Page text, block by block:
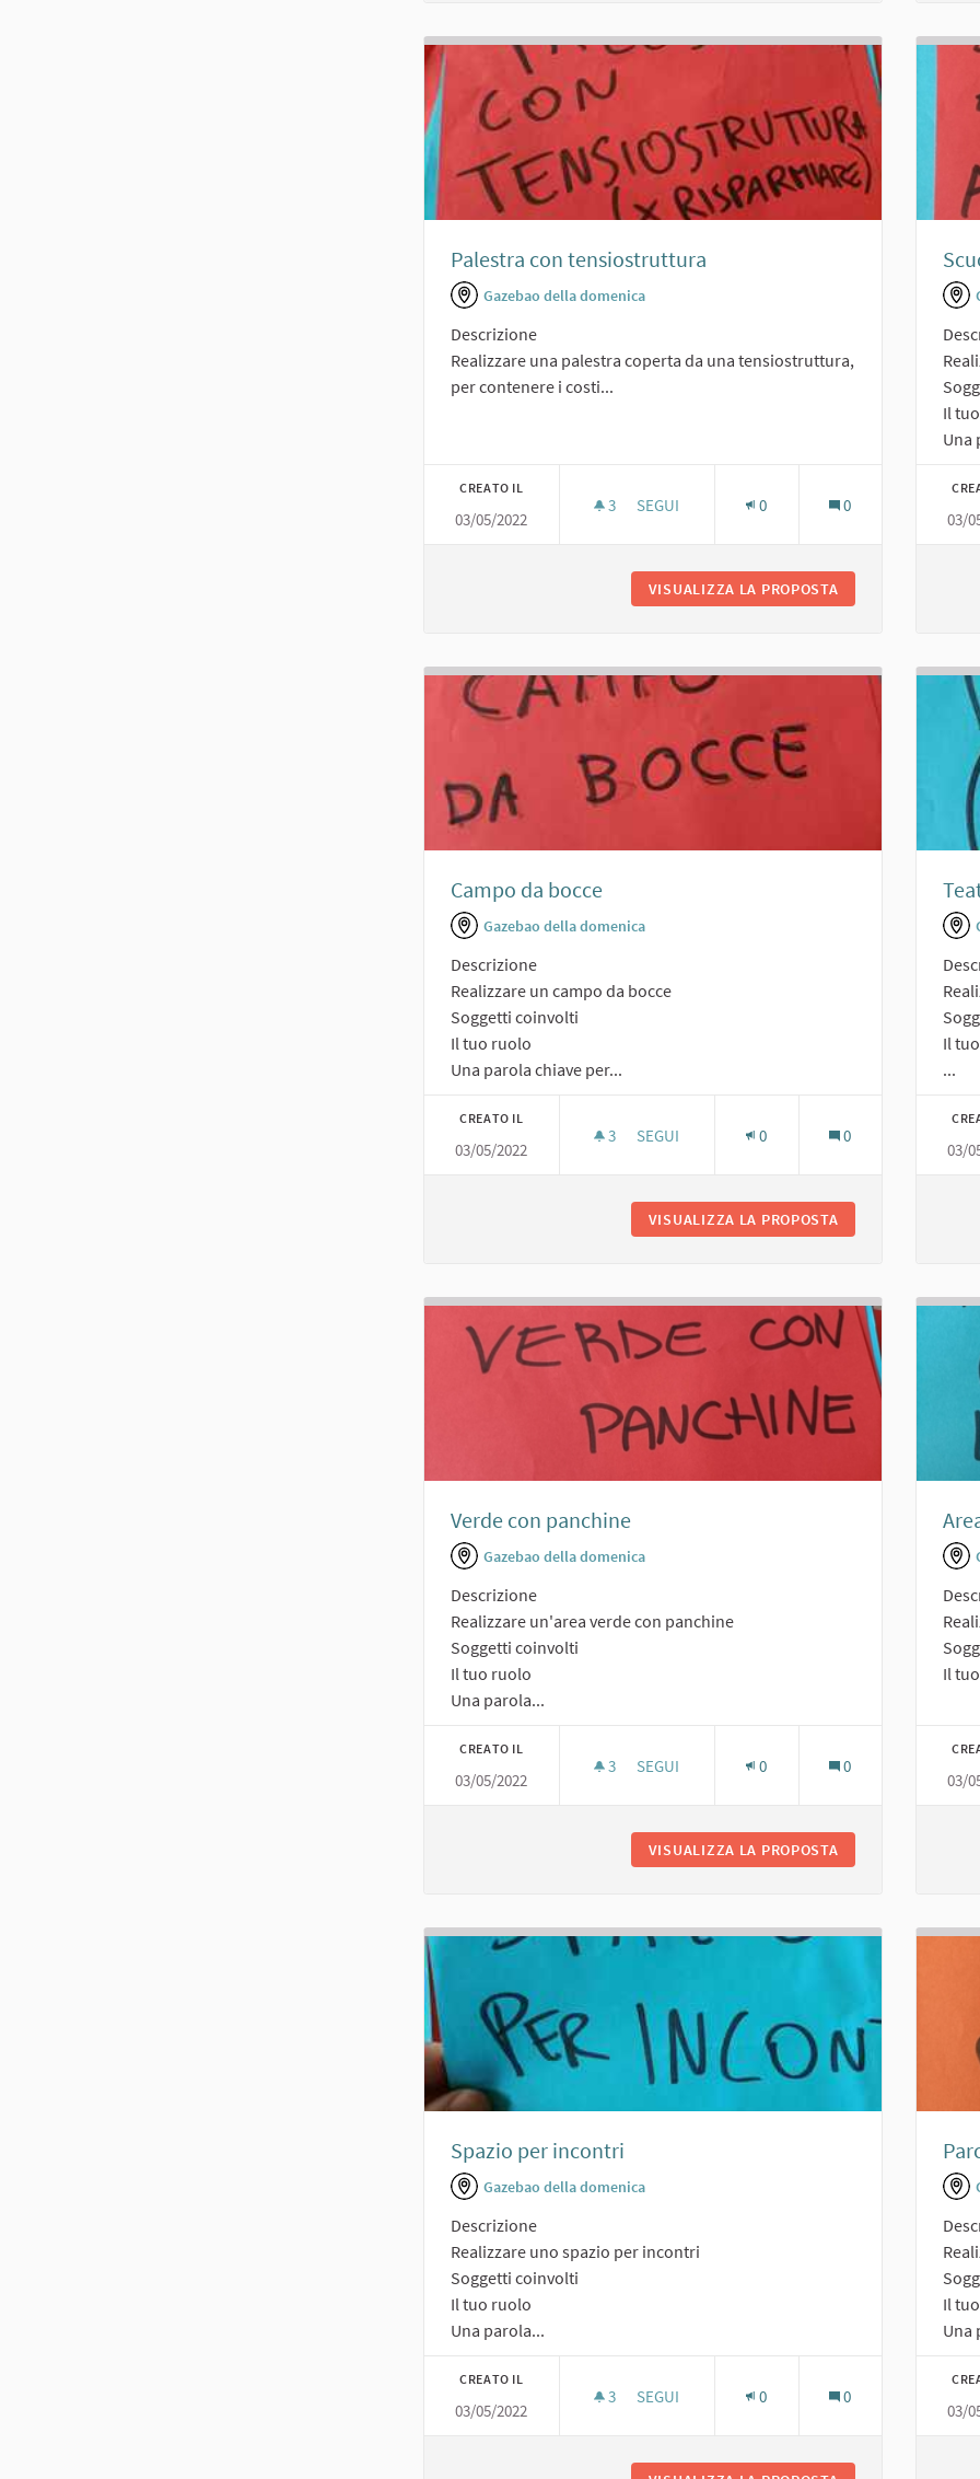
Palestra con tensiostruttura
Gazebao della domenica
Descrizione
Realizzare una palestra coperta da una tensiostruttura,
per contenere i costi...
CREATO IL
03/05/2022
3 3 SOSTENITORI
SEGUI 0 0
VISUALIZZA LA PROPOSTA
Il
Una
03/
Campo da bocce
Gazebao della domenica
Descrizione
Realizzare un campo da bocce
Soggetti coinvolti
Il tuo ruolo
Una parola chiave per...
CREATO IL
03/05/2022
3 3 SOSTENITORI
SEGUI 0 0
VISUALIZZA LA PROPOSTA
Il
...
03/
Verde con panchine
Gazebao della domenica
Descrizione
Realizzare un'area verde con panchine
Soggetti coinvolti
Il tuo ruolo
Una parola...
CREATO IL
03/05/2022
3 3 SOSTENITORI
SEGUI 0 0
VISUALIZZA LA PROPOSTA
Il
03/
Spazio per incontri
Gazebao della domenica
Descrizione
Realizzare uno spazio per incontri
Soggetti coinvolti
Il tuo ruolo
Una parola...
CREATO IL
03/05/2022
3 3 SOSTENITORI
SEGUI 0 0
Il
Una
03/